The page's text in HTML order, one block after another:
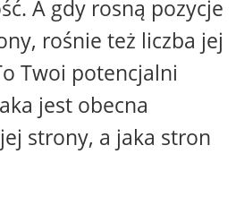
A gdy rosną pozycje
rośnie też liczba jej
Twoi potencjalni
jest obecna
strony, a jaka stron